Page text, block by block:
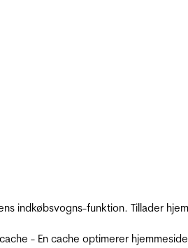
indkøbsvogns-funktion. Tillader
- En cache optimerer